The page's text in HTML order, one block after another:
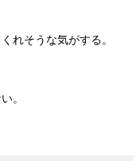
れそうな気がする。
。